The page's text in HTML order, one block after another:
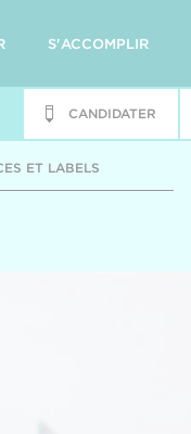
S'ACCOMPLIR
CANDIDATER
ET LABELS